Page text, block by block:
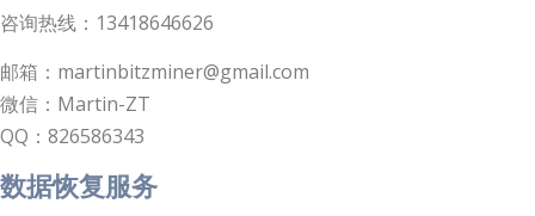
咨询热线：13418646626
邮箱：martinbitzminer@gmail.com
微信：Martin-ZT
QQ：826586343
数据恢复服务